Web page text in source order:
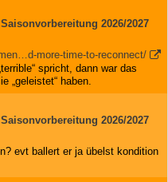
Saisonvorbereitung 2026/2027
more-time-to-reconnect/
spricht, dann war das
„geleistet“ haben.
Saisonvorbereitung 2026/2027
evt ballert er ja übelst kondition